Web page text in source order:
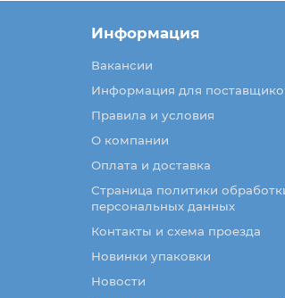
Информация
Вакансии
Информация для
Правила и условия
О компании
Оплата и доставка
Страница политики
персональных данных
Контакты и схема проезда
Новинки упаковки
Новости